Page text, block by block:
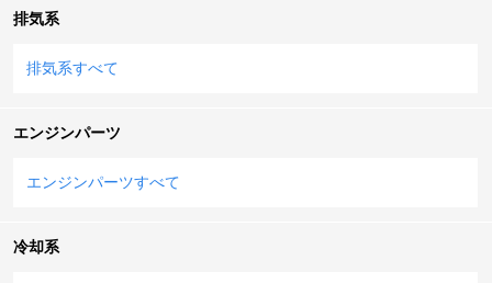
排気系
排気系すべて
エンジンパーツ
エンジンパーツすべて
冷却系